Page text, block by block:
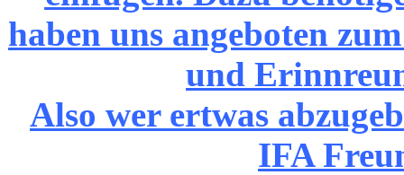
haben uns angeboten
und
Also wer ertwas
IFA